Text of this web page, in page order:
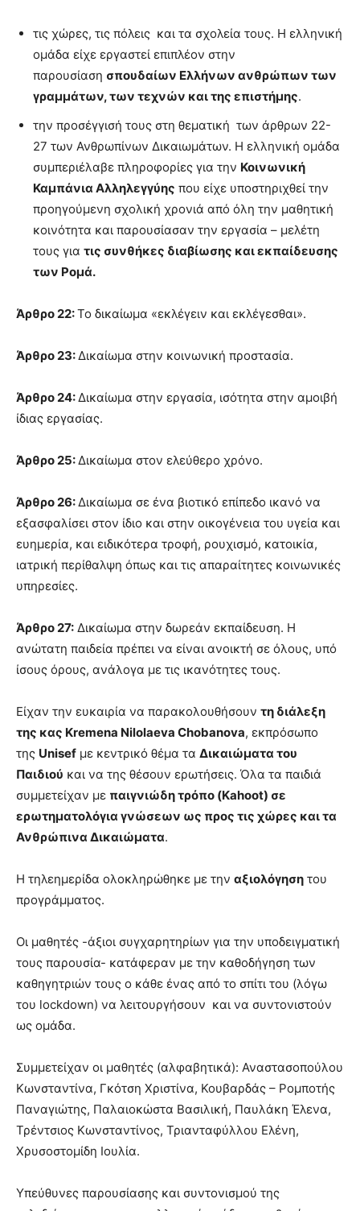
τις χώρες, τις πόλεις και τα σχολεία τους. Η ελληνική
ομάδα είχε εργαστεί επιπλέον στην
παρουσίαση σπουδαίων Ελλήνων ανθρώπων των
γραμμάτων, των τεχνών και της επιστήμης.
την προσέγγισή τους στη θεματική των άρθρων 22-
27 των Ανθρωπίνων Δικαιωμάτων. Η ελληνική ομάδα
συμπεριέλαβε πληροφορίες για την Κοινωνική
Καμπάνια Αλληλεγγύης που είχε υποστηριχθεί την
προηγούμενη σχολική χρονιά από όλη την μαθητική
κοινότητα και παρουσίασαν την εργασία – μελέτη
τους για τις συνθήκες διαβίωσης και εκπαίδευσης
των Ρομά.
Άρθρο 22:Το δικαίωμα «εκλέγειν και εκλέγεσθαι».
Άρθρο 23:Δικαίωμα στην κοινωνική προστασία.
Άρθρο 24:Δικαίωμα στην εργασία, ισότητα στην αμοιβή
ίδιας εργασίας.
Άρθρο 25:Δικαίωμα στον ελεύθερο χρόνο.
Άρθρο 26:Δικαίωμα σε ένα βιοτικό επίπεδο ικανό να
εξασφαλίσει στον ίδιο και στην οικογένεια του υγεία και
ευημερία, και ειδικότερα τροφή, ρουχισμό, κατοικία,
ιατρική περίθαλψη όπως και τις απαραίτητες κοινωνικές
υπηρεσίες.
Άρθρο 27: Δικαίωμα στην δωρεάν εκπαίδευση. Η
ανώτατη παιδεία πρέπει να είναι ανοικτή σε όλους, υπό
ίσους όρους, ανάλογα με τις ικανότητες τους.
Είχαν την ευκαιρία να παρακολουθήσουν τη διάλεξη
της κας Kremena Nilolaeva Chobanova, εκπρόσωπο
της Unisef με κεντρικό θέμα τα Δικαιώματα του
Παιδιού και να της θέσουν ερωτήσεις. Όλα τα παιδιά
συμμετείχαν με παιγνιώδη τρόπο (Kahoot) σε
ερωτηματολόγια γνώσεων ως προς τις χώρες και τα
Ανθρώπινα Δικαιώματα.
Η τηλεημερίδα ολοκληρώθηκε με την αξιολόγηση του
προγράμματος.
Οι μαθητές -άξιοι συγχαρητηρίων για την υποδειγματική
τους παρουσία- κατάφεραν με την καθοδήγηση των
καθηγητριών τους ο κάθε ένας από το σπίτι του (λόγω
του lockdown) να λειτουργήσουν και να συντονιστούν
ως ομάδα.
Συμμετείχαν οι μαθητές (αλφαβητικά): Αναστασοπούλου
Κωνσταντίνα, Γκότση Χριστίνα, Κουβαρδάς – Ρομποτής
Παναγιώτης, Παλαιοκώστα Βασιλική, Παυλάκη Έλενα,
Τρέντσιος Κωνσταντίνος, Τριανταφύλλου Ελένη,
Χρυσοστομίδη Ιουλία.
Υπεύθυνες παρουσίασης και συντονισμού της